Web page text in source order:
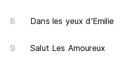
Dans les yeux d'Emilie
Salut Les Amoureux